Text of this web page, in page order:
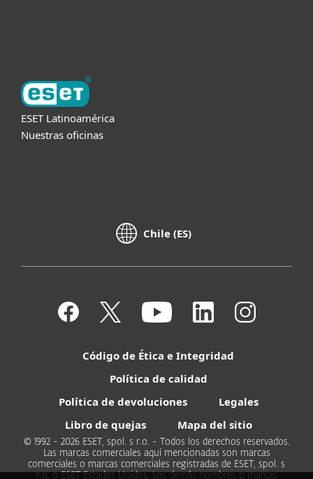
ESET Latinoamérica
Nuestras oficinas
Chile (ES)
Código de Ética e Integridad
Política de calidad
Política de devoluciones
Legales
Libro de quejas
Mapa del sitio
© 1992 - 2026 ESET, spol. s r.o. - Todos los derechos reservados.
Las marcas comerciales aquí mencionadas son marcas
comerciales o marcas comerciales registradas de ESET, spol. s
r.o. o ESET Estados Unidos. Los demás nombres o marcas